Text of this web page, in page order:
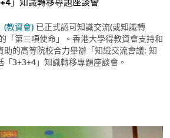
(教資會) 已正式認可知識交流(或知識轉
「第三項使命」。香港大學得教資會支持和
助的高等院校合力舉辦「知識交流會議: 知
3+3+4」知識轉移專題座談會。